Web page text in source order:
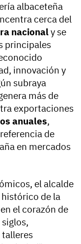
albaceteña
cerca del
nacionaly se
principales
innovación y
subraya
más de
exportaciones
anuales,
de
en mercados
el alcalde
de la
el corazón de